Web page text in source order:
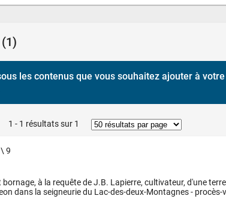
(1)
les contenus que vous souhaitez ajouter à
1 - 1 résultats sur 1
9
à la requête de J.B. Lapierre, cultivateur, d'une
dans la seigneurie du Lac-des-deux-Montagnes - procès-